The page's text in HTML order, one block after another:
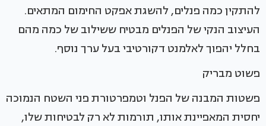
להתקין כמה פנלים, להשגת אפקט החימום המתאים.
העיצוב הנקי של הפנלים מבטיח ששילוב של כמה מהם
בחלל יהפוך לאלמנט דקורטיבי בעל ערך נוסף.
פשוט מבריק
פשטות המבנה של הפנל וטמפרטורת פני השטח הנמוכה
יחסית המאפיינת אותו, תורמות לא רק לבטיחות שלו,